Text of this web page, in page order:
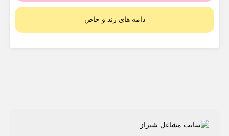
دامه های رند و خاص